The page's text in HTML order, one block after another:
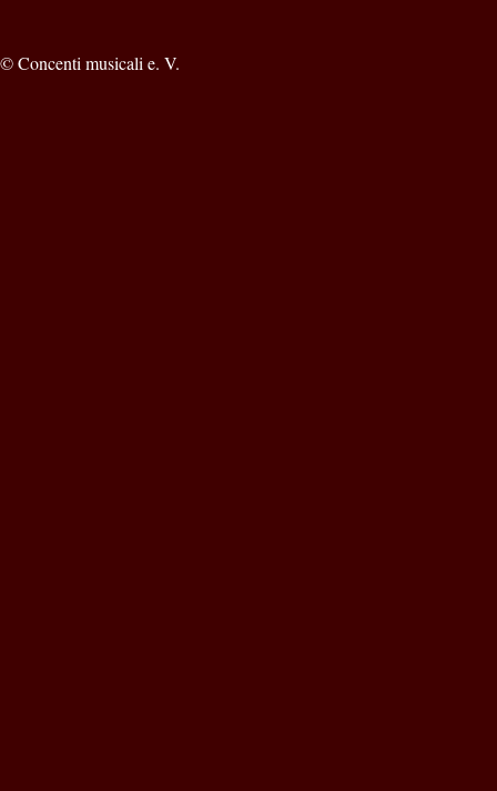
© Concenti musicali e. V.